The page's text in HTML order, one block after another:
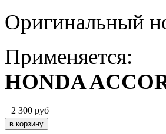
Оригинальный
Применяется:
HONDA
2 300 руб